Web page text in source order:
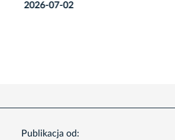
2026-07-02
Publikacja od: